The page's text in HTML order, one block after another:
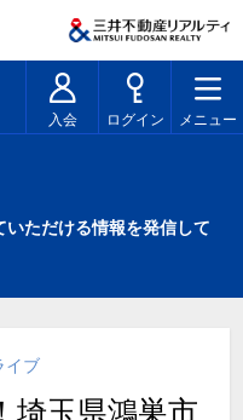
入会 ログイン メニュー
ただける情報を発信して
イブ
埼玉県鴻巣市